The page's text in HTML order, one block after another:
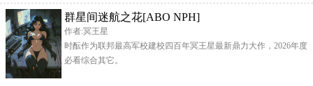
分人类，也因全球扩散的核辐射而产生了基因突变。颂瑅朵就是其
中一个突变者，她衍化成了第三性别，Omega。然后她就被外太空
来的外星人给抓去当新娘了。？？？？？？欸不是，为什么是她
啊。她的伴
群星间迷航之花[ABO NPH]
作者:冥王星
时酝作为联邦最高军校建校四百年冥王星最新鼎力大作，2026年度
必看综合其它。